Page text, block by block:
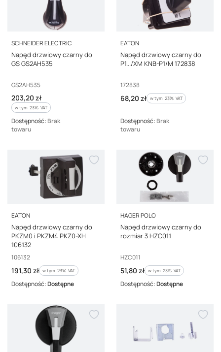
PRODUCENT
SCHNEIDER ELECTRIC
Napęd drzwiowy czarny do
GS GS2AH535
Kod producenta
GS2AH535
Cena brutto
203,20 zł
w tym %s VAT
w tym 23% VAT
Dostępność: Brak
towaru
PRODUCENT
EATON
Napęd drzwiowy czarny do
P1.../XM KNB-P1/M 172838
Kod producenta
172838
Cena brutto
68,20 zł w tym %s VAT
w tym 23% VAT
Dostępność: Brak
towaru
PRODUCENT
EATON
Napęd drzwiowy czarny do
PKZM0 i PKZM4 PKZ0-XH
106132
Kod producenta
106132
Cena brutto
191,30 zł w tym %s VAT
w tym 23% VAT
Dostępność:Dostępne
PRODUCENT
HAGER POLO
Napęd drzwiowy czarny do
rozmiar 3 HZC011
Kod producenta
HZC011
Cena brutto
51,80 zł w tym %s VAT
w tym 23% VAT
Dostępność:Dostępne